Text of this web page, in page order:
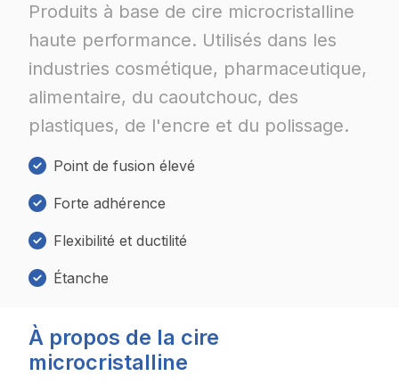
Produits à base de cire microcristalline
haute performance. Utilisés dans les
industries cosmétique, pharmaceutique,
alimentaire, du caoutchouc, des
plastiques, de l'encre et du polissage.
Point de fusion élevé
Forte adhérence
Flexibilité et ductilité
Étanche
À propos de la cire
microcristalline